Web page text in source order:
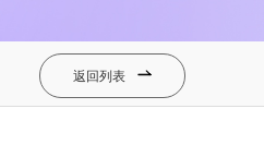
返回列表 